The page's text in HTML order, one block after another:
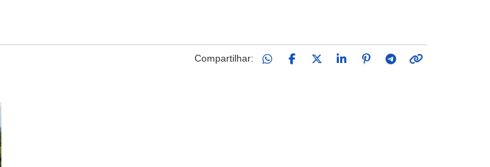
Compartilhar: